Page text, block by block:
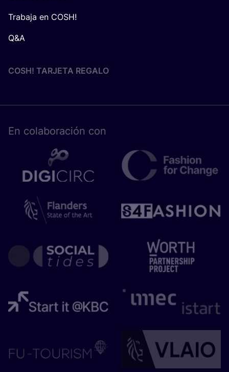
Trabaja en COSH!
Q&A
COSH! TARJETA REGALO
En cola­bo­ra­ción con